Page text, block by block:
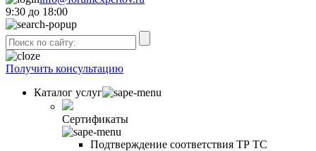
9:30 до 18:00
Получить консультацию
Каталог услуг
Сертификаты
Подтверждение соответствия ТР ТС